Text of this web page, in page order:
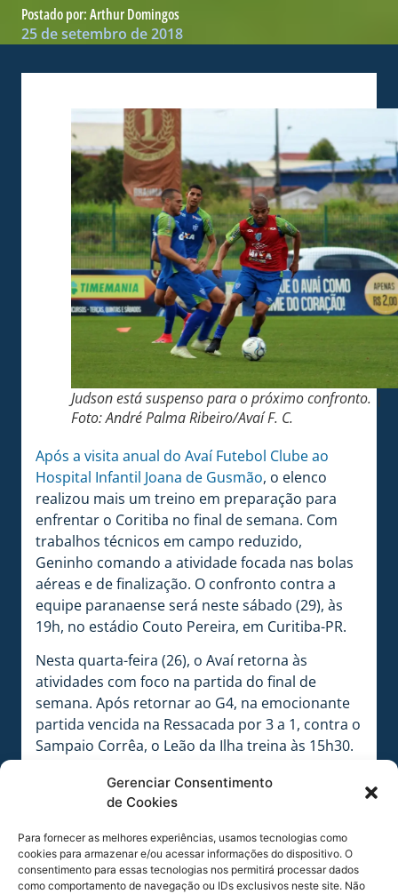
Gerenciar Consentimento
de Cookies
Para fornecer as melhores experiências, usamos tecnologias como
cookies para armazenar e/ou acessar informações do dispositivo. O
consentimento para essas tecnologias nos permitirá processar dados
como comportamento de navegação ou IDs exclusivos neste site. Não
Postado por:Arthur Domingos
25 de setembro de 2018
Judson está suspenso para o próximo confronto. |
Foto: André Palma Ribeiro/Avaí F. C.
Após a visita anual do Avaí Futebol Clube ao
Hospital Infantil Joana de Gusmão, o elenco
realizou mais um treino em preparação para
enfrentar o Coritiba no final de semana. Com
trabalhos técnicos em campo reduzido,
Geninho comando a atividade focada nas bolas
aéreas e de finalização. O confronto contra a
equipe paranaense será neste sábado (29), às
19h, no estádio Couto Pereira, em Curitiba-PR.
Nesta quarta-feira (26), o Avaí retorna às
atividades com foco na partida do final de
semana. Após retornar ao G4, na emocionante
partida vencida na Ressacada por 3 a 1, contra o
Sampaio Corrêa, o Leão da Ilha treina às 15h30.
sala Dr. Tullo Cavallazzi.